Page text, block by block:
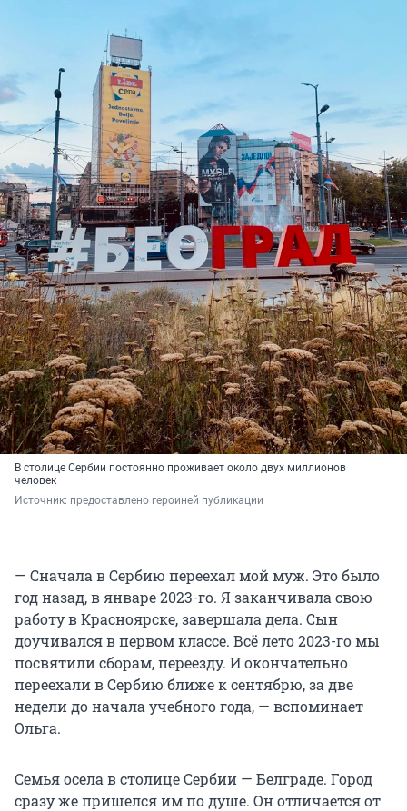
В столице Сербии постоянно проживает около двух миллионов
человек
Источник: предоставлено героиней публикации
— Сначала в Сербию переехал мой муж. Это было
год назад, в январе 2023-го. Я заканчивала свою
работу в Красноярске, завершала дела. Сын
доучивался в первом классе. Всё лето 2023-го мы
посвятили сборам, переезду. И окончательно
переехали в Сербию ближе к сентябрю, за две
недели до начала учебного года, — вспоминает
Ольга.
Семья осела в столице Сербии — Белграде. Город
сразу же пришелся им по душе. Он отличается от